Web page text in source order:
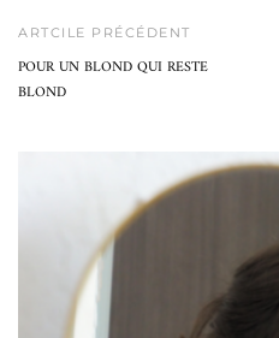
ARTCILE PRÉCÉDENT
POUR UN BLOND QUI RESTE
BLOND